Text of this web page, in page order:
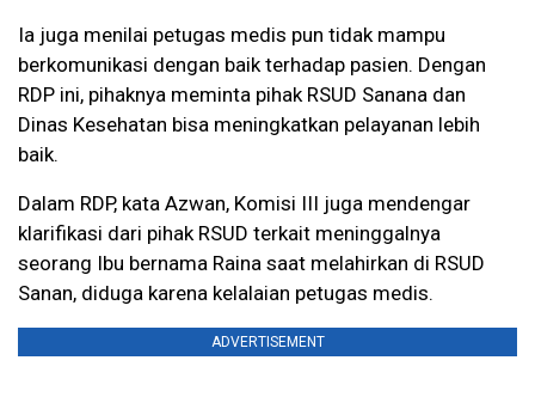
Ia juga menilai petugas medis pun tidak mampu
berkomunikasi dengan baik terhadap pasien. Dengan
RDP ini, pihaknya meminta pihak RSUD Sanana dan
Dinas Kesehatan bisa meningkatkan pelayanan lebih
baik.
Dalam RDP, kata Azwan, Komisi III juga mendengar
klarifikasi dari pihak RSUD terkait meninggalnya
seorang Ibu bernama Raina saat melahirkan di RSUD
Sanan, diduga karena kelalaian petugas medis.
ADVERTISEMENT